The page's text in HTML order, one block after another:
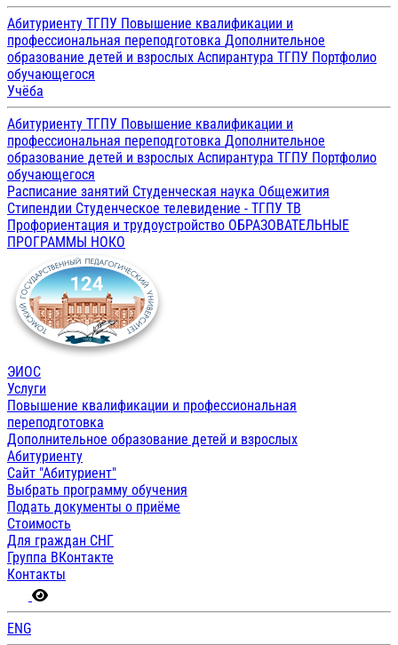
Абитуриенту ТГПУ Повышение квалификации и
профессиональная переподготовка Дополнительное
образование детей и взрослых Аспирантура ТГПУ Портфолио
обучающегося
Учёба
Абитуриенту ТГПУ Повышение квалификации и
профессиональная переподготовка Дополнительное
образование детей и взрослых Аспирантура ТГПУ Портфолио
обучающегося
Расписание занятий Студенческая наука Общежития
Стипендии Студенческое телевидение - ТГПУ ТВ
Профориентация и трудоустройство ОБРАЗОВАТЕЛЬНЫЕ
ПРОГРАММЫ НОКО
ЭИОС
Услуги
Повышение квалификации и профессиональная
переподготовка
Дополнительное образование детей и взрослых
Абитуриенту
Сайт "Абитуриент"
Выбрать программу обучения
Подать документы о приёме
Стоимость
Для граждан СНГ
Группа ВКонтакте
Контакты
ENG